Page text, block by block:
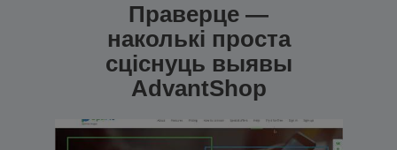
Праверце —
наколькі проста
сціснуць выявы
AdvantShop